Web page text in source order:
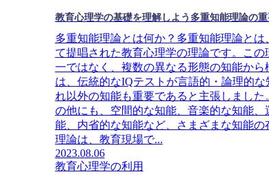
教育心理学の基礎を理解しよう多重知能理論の
多重知能理論とは何か？多重知能理論と
て提唱された教育心理学の理論です。こ
一ではなく、複数の異なる形態の知能か
は、伝統的なIQテストが言語的・論理的
れ以外の知能も重要であると主張しまし
の他にも、空間的な知能、音楽的な知能
能、内省的な知能など、さまざまな知能
理論は、教育現場で...
2023.08.06
教育心理学の利用